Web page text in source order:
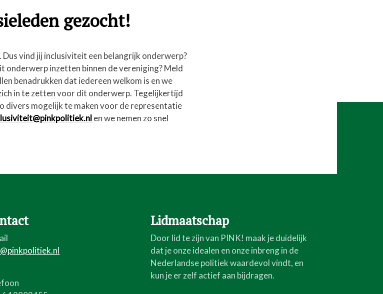
gezocht!
vind jij inclusiviteit een belangrijk onderwerp?
inzetten binnen de vereniging? Meld
benadrukken dat iedereen welkom is en we
in te zetten voor dit onderwerp. Tegelijkertijd
divers mogelijk te maken voor de representatie
en we nemen zo snel
Lidmaatschap
Door lid te zijn van PINK! maak je duidelijk
dat je onze idealen en onze inbreng in de
Nederlandse politiek waardevol vindt, en
kun je er zelf actief aan bijdragen.